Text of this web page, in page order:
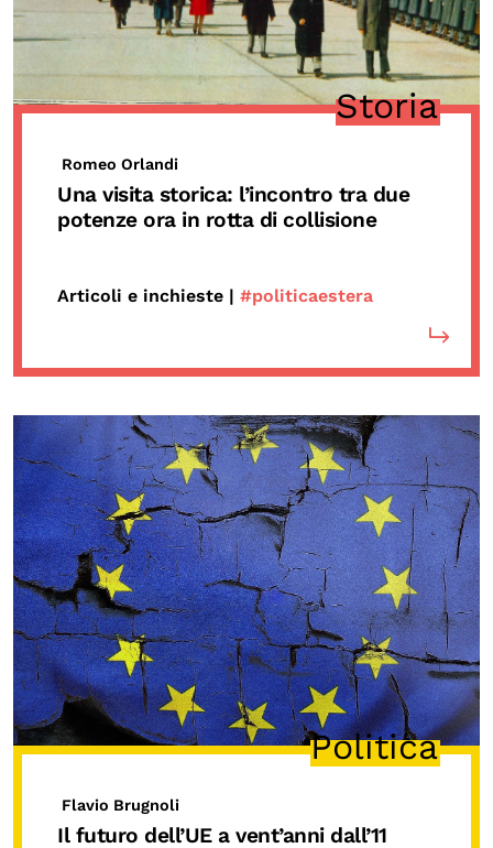
Storia
Romeo Orlandi
Una visita storica: l’incontro tra due
potenze ora in rotta di collisione
Articoli e inchieste | #politicaestera
Politica
Flavio Brugnoli
Il futuro dell’UE a vent’anni dall’11